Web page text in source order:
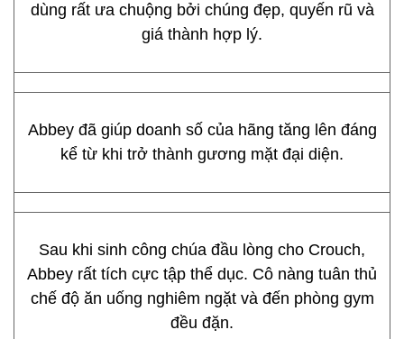
dùng rất ưa chuộng bởi chúng đẹp, quyến rũ và
giá thành hợp lý.
Abbey đã giúp doanh số của hãng tăng lên đáng
kể từ khi trở thành gương mặt đại diện.
Sau khi sinh công chúa đầu lòng cho Crouch,
Abbey rất tích cực tập thể dục. Cô nàng tuân thủ
chế độ ăn uống nghiêm ngặt và đến phòng gym
đều đặn.